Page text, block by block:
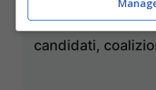
Gaeta / Elezioni
candidati,